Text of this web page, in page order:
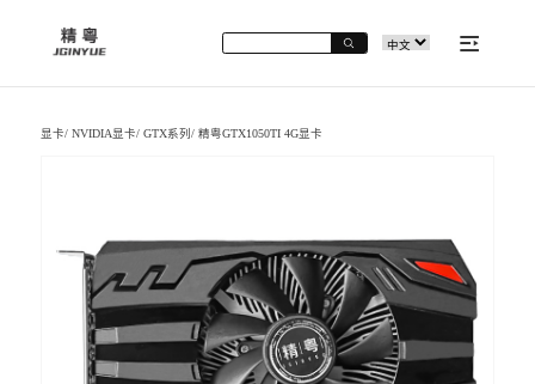
显卡/NVIDIA显卡/GTX系列/精粤GTX1050TI 4G显卡